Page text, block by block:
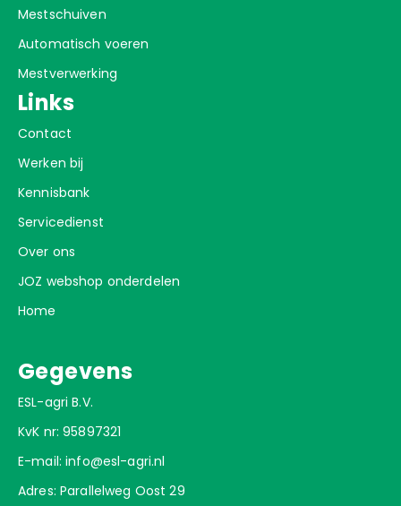
Mestschuiven
Automatisch voeren
Mestverwerking
Links
Contact
Werken bij
Kennisbank
Servicedienst
Over ons
JOZ webshop onderdelen
Home
Gegevens
ESL-agri B.V.
KvK nr: 95897321
E-mail:info@esl-agri.nl
Adres: Parallelweg Oost 29